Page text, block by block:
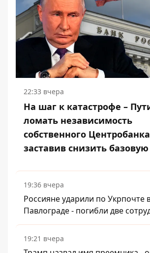
22:33 вчера
На шаг к катастрофе –
ломать независимость
собственного
заставив снизить базовую
19:36 вчера
Россияне ударили по Укрпочте
Павлограде - погибли две
19:21 вчера